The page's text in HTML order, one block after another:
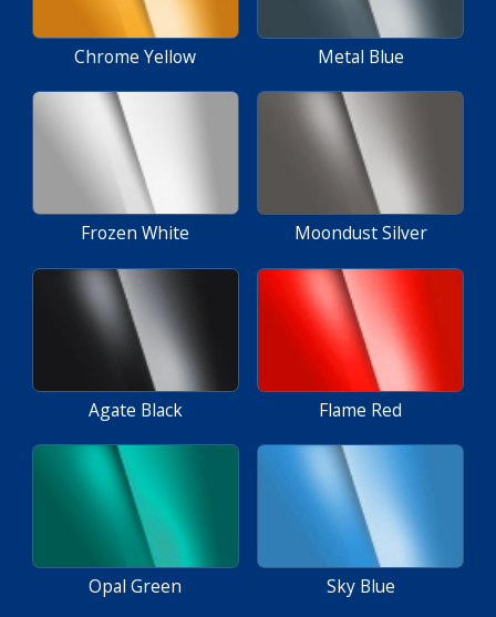
Chrome Yellow Metal Blue
Frozen White Moondust Silver
Agate Black Flame Red
Opal Green Sky Blue